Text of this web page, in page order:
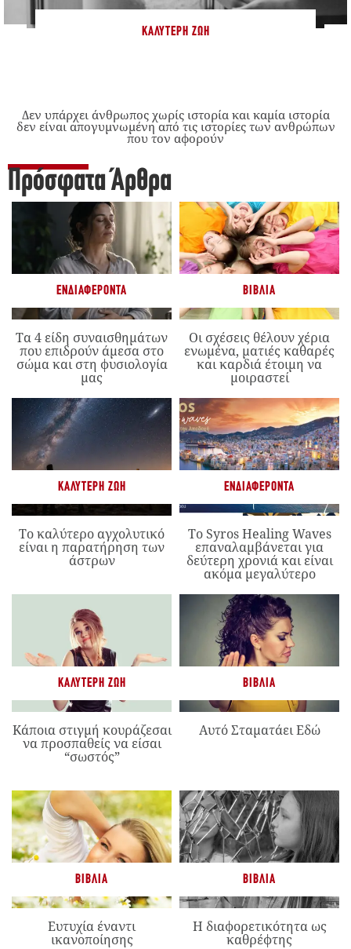
ΚΑΛΎΤΕΡΗ ΖΩΉ
Δεν υπάρχει άνθρωπος χωρίς ιστορία και καμία ιστορία
δεν είναι απογυμνωμένη από τις ιστορίες των ανθρώπων
που τον αφορούν
Πρόσφατα Άρθρα
ΕΝΔΙΑΦΈΡΟΝΤΑ
Τα 4 είδη συναισθημάτων
που επιδρούν άμεσα στο
σώμα και στη φυσιολογία
μας
ΒΙΒΛΊΑ
Οι σχέσεις θέλουν χέρια
ενωμένα, ματιές καθαρές
και καρδιά έτοιμη να
μοιραστεί
ΚΑΛΎΤΕΡΗ ΖΩΉ
Το καλύτερο αγχολυτικό
είναι η παρατήρηση των
άστρων
ΕΝΔΙΑΦΈΡΟΝΤΑ
Το Syros Healing Waves
επαναλαμβάνεται για
δεύτερη χρονιά και είναι
ακόμα μεγαλύτερο
ΚΑΛΎΤΕΡΗ ΖΩΉ
Κάποια στιγμή κουράζεσαι
να προσπαθείς να είσαι
“σωστός”
ΒΙΒΛΊΑ
Αυτό Σταματάει Εδώ
ΒΙΒΛΊΑ
Ευτυχία έναντι
ικανοποίησης
ΒΙΒΛΊΑ
Η διαφορετικότητα ως
καθρέφτης